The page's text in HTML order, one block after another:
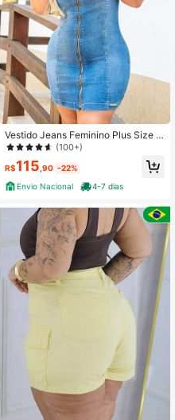
Vestido Jeans Feminino Plus Size F
echecler Ziper Com Elastano E Alsa
(100+)
R$115 ,90 -22%
Envio Nacional
4-7 dias